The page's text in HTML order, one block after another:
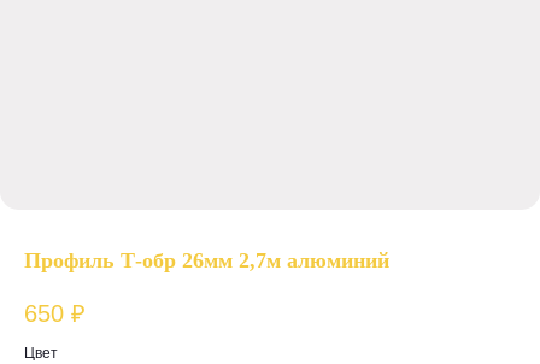
Профиль Т-обр 26мм 2,7м алюминий
650 ₽
Цвет